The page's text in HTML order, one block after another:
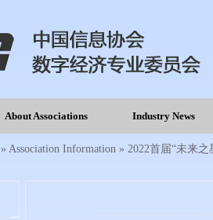
About Associations Industry News
» Association Information » 2022首届“未来